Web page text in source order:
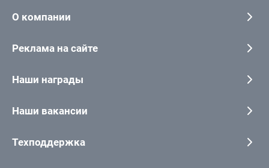
О компании
Реклама на сайте
Наши награды
Наши вакансии
Техподдержка